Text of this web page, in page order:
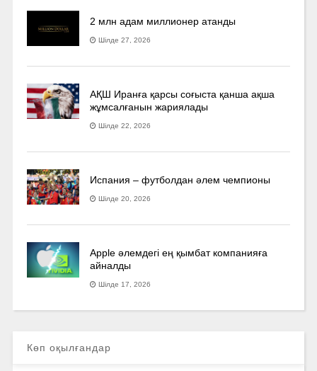
2 млн адам миллионер атанды
Шілде 27, 2026
АҚШ Иранға қарсы соғыста қанша ақша
жұмсалғанын жариялады
Шілде 22, 2026
Испания – футболдан әлем чемпионы
Шілде 20, 2026
Apple әлемдегі ең қымбат компанияға
айналды
Шілде 17, 2026
Көп оқылғандар